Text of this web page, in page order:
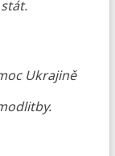
Ukrajině